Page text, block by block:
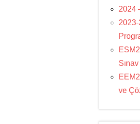
2024
ve